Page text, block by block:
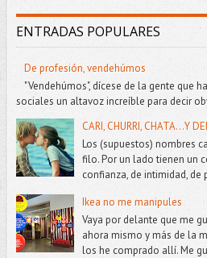
ENTRADAS POPULARES
De profesión, vendehúmos
"Vendehúmos", dícese de la gente que
sociales un altavoz increíble para decir
CARI, CHURRI, CHATA...Y
Los (supuestos) nombres
filo. Por un lado tienen un
confianza, de intimidad, de
Ikea no me manipules
Vaya por delante que me
ahora mismo y más de la
los he comprado allí. Me